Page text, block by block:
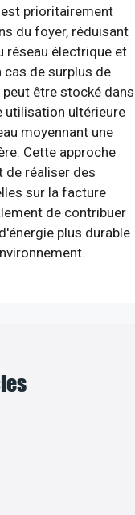
prioritairement
du foyer, réduisant
réseau électrique et
cas de surplus de
être stocké dans
utilisation ultérieure
moyennant une
Cette approche
de réaliser des
sur la facture
de contribuer
plus durable